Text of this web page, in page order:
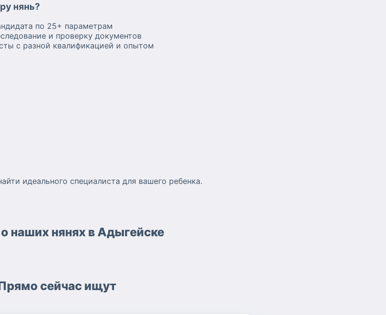
нянь?
по 25+ параметрам
и проверку документов
с разной квалификацией и опытом
идеального специалиста для вашего ребенка.
наших нянях в Адыгейске
сейчас ищут